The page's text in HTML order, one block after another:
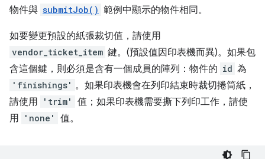
物件與 submitJob() 範例中顯示的物件相同。
如要變更預設的紙張裁切值，請使用
vendor_ticket_item 鍵。(預設值因印表機而異)。如果包
含這個鍵，則必須是含有一個成員的陣列：物件的 id 為
'finishings' 。如果印表機會在列印結束時裁切捲筒紙，
請使用
'trim'
值；如果印表機需要撕下列印工作，請使
用
'none' 值。